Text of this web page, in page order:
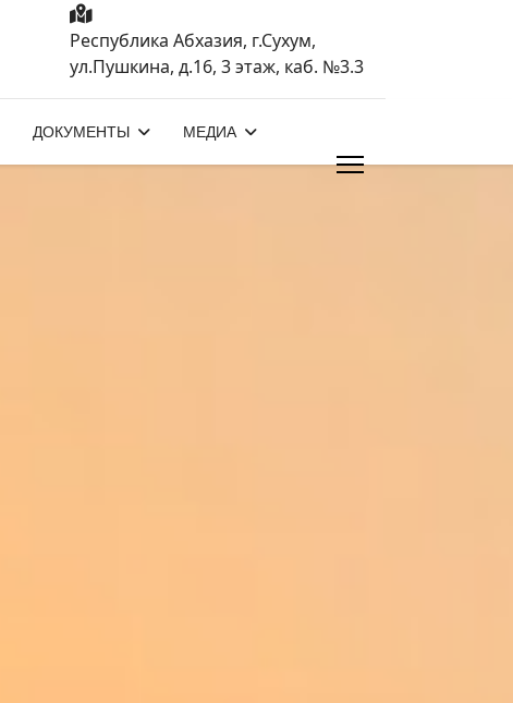
Республика Абхазия, г.Сухум,
ул.Пушкина, д.16, 3 этаж, каб. №3.3
ДОКУМЕНТЫ МЕДИА